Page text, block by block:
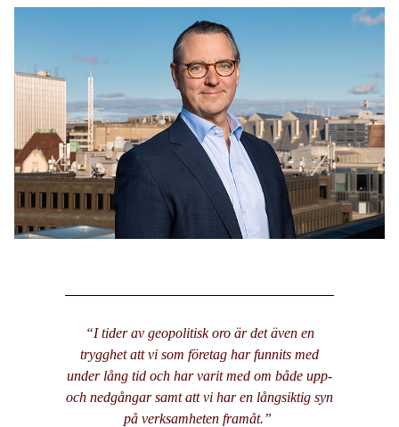
“I tider av geopolitisk oro är det även en
trygghet att vi som företag har funnits med
under lång tid och har varit med om både upp-
och nedgångar samt att vi har en långsiktig syn
på verksamheten framåt.”